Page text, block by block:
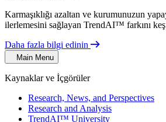
Karmaşıklığı azaltan ve kurumunuzun
ilerlemesini sağlayan TrendAI™ farkını
Daha fazla bilgi edinin
Main Menu
Kaynaklar ve İçgörüler
Research, News, and Perspectives
Research and Analysis
TrendAI™ University